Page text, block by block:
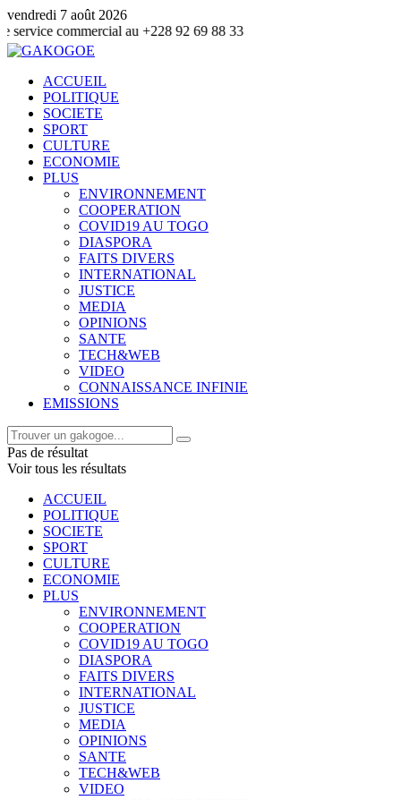
vendredi 7 août 2026
au +228 92 69 88 33
ACCUEIL
POLITIQUE
SOCIETE
SPORT
CULTURE
ECONOMIE
PLUS
ENVIRONNEMENT
COOPERATION
COVID19 AU TOGO
DIASPORA
FAITS DIVERS
INTERNATIONAL
JUSTICE
MEDIA
OPINIONS
SANTE
TECH&WEB
VIDEO
CONNAISSANCE INFINIE
EMISSIONS
Pas de résultat
Voir tous les résultats
ACCUEIL
POLITIQUE
SOCIETE
SPORT
CULTURE
ECONOMIE
PLUS
ENVIRONNEMENT
COOPERATION
COVID19 AU TOGO
DIASPORA
FAITS DIVERS
INTERNATIONAL
JUSTICE
MEDIA
OPINIONS
SANTE
TECH&WEB
VIDEO